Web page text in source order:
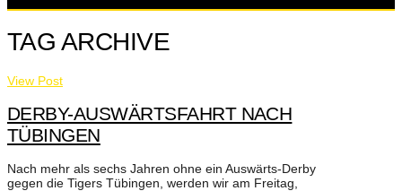
TAG ARCHIVE
View Post
DERBY-AUSWÄRTSFAHRT NACH
TÜBINGEN
Nach mehr als sechs Jahren ohne ein Auswärts-Derby
gegen die Tigers Tübingen, werden wir am Freitag,